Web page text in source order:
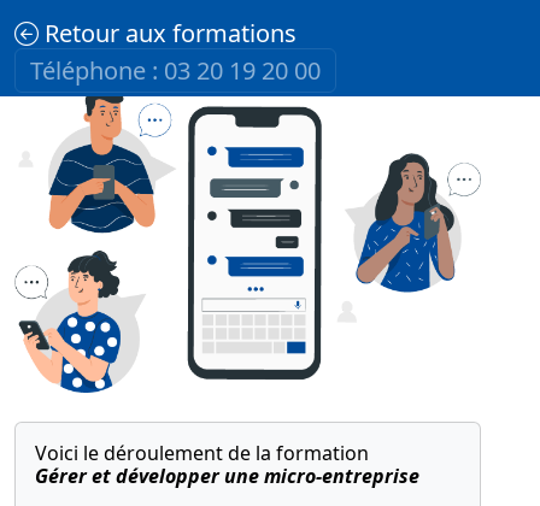
Retour aux formations
Téléphone : 03 20 19 20 00
Voici le déroulement de la formation
Gérer et développer une micro-entreprise